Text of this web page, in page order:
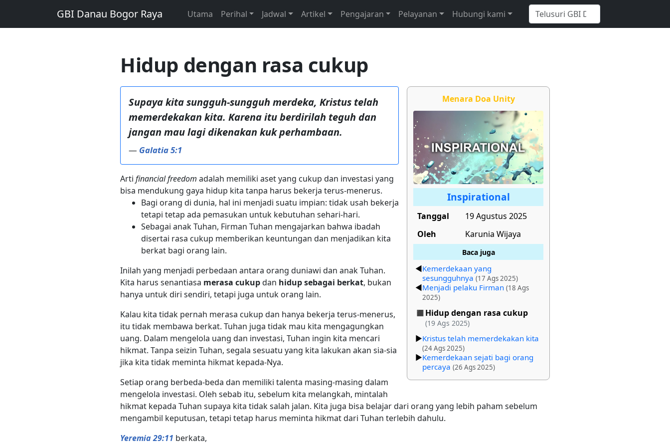
GBI Danau Bogor Raya Utama Perihal Jadwal Artikel Pengajaran Pelayanan Hubungi kami
Hidup dengan rasa cukup
Menara Doa Unity
Inspirational
Tanggal
19 Agustus 2025
Oleh
Karunia Wijaya
Baca juga
Kemerdekaan yang
sesungguhnya (17 Ags 2025)
Menjadi pelaku Firman (18 Ags
2025)
Hidup dengan rasa cukup
(19 Ags 2025)
Kristus telah memerdekakan kita
(24 Ags 2025)
Kemerdekaan sejati bagi orang
percaya (26 Ags 2025)
Supaya kita sungguh-sungguh merdeka, Kristus telah
memerdekakan kita. Karena itu berdirilah teguh dan
jangan mau lagi dikenakan kuk perhambaan.
— Galatia 5:1
Arti financial freedom adalah memiliki aset yang cukup dan investasi yang
bisa mendukung gaya hidup kita tanpa harus bekerja terus-menerus.
Bagi orang di dunia, hal ini menjadi suatu impian: tidak usah bekerja
tetapi tetap ada pemasukan untuk kebutuhan sehari-hari.
Sebagai anak Tuhan, Firman Tuhan mengajarkan bahwa ibadah
disertai rasa cukup memberikan keuntungan dan menjadikan kita
berkat bagi orang lain.
Inilah yang menjadi perbedaan antara orang duniawi dan anak Tuhan.
Kita harus senantiasa merasa cukupdan hidup sebagai berkat, bukan
hanya untuk diri sendiri, tetapi juga untuk orang lain.
Kalau kita tidak pernah merasa cukup dan hanya bekerja terus-menerus,
itu tidak membawa berkat. Tuhan juga tidak mau kita mengagungkan
uang. Dalam mengelola uang dan investasi, Tuhan ingin kita mencari
hikmat. Tanpa seizin Tuhan, segala sesuatu yang kita lakukan akan sia-sia
jika kita tidak meminta hikmat kepada-Nya.
Setiap orang berbeda-beda dan memiliki talenta masing-masing dalam
mengelola investasi. Oleh sebab itu, sebelum kita melangkah, mintalah
hikmat kepada Tuhan supaya kita tidak salah jalan. Kita juga bisa belajar dari orang yang lebih paham sebelum
mengambil keputusan, tetapi tetap harus meminta hikmat dari Tuhan terlebih dahulu.
Yeremia 29:11 berkata,